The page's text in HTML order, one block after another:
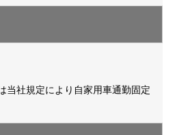
当社規定により自家用車通勤固定